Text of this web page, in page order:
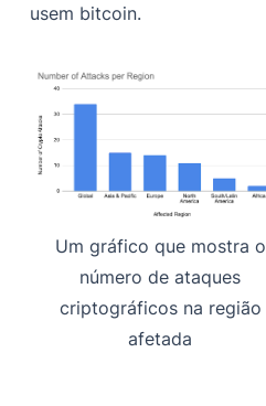
usem bitcoin.
Um gráfico que mostra o
número de ataques
criptográficos na região
afetada